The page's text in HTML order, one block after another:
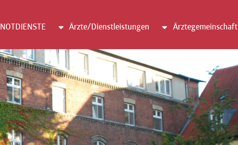
NOTDIENSTE Ärzte/Dienstleistungen Ärztegemeinschaft